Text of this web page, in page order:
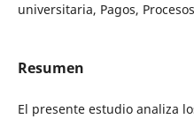
universitaria, Pagos,
Resumen
El presente estudio analiza